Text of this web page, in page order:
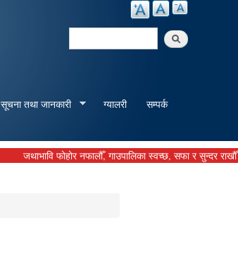
Search
सूचना तथा जानकारी ग्यालरी
सम्पर्क
जथाभावि फोहोर नफालौँ, गाउपालिका स्वच्छ, सफा र सुन्दर राखौँ